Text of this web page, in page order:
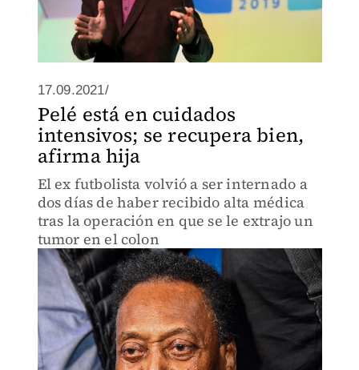
17.09.2021/
Pelé está en cuidados
intensivos; se recupera bien,
afirma hija
El ex futbolista volvió a ser internado a
dos días de haber recibido alta médica
tras la operación en que se le extrajo un
tumor en el colon